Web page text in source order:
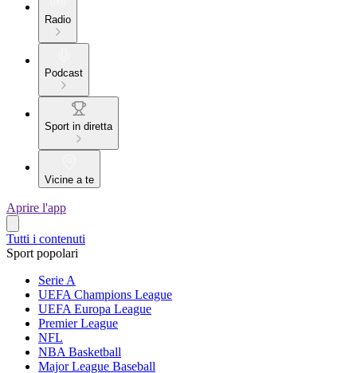
Radio
Podcast
Sport in diretta
Vicine a te
Aprire l'app
Tutti i contenuti
Sport popolari
Serie A
UEFA Champions League
UEFA Europa League
Premier League
NFL
NBA Basketball
Major League Baseball